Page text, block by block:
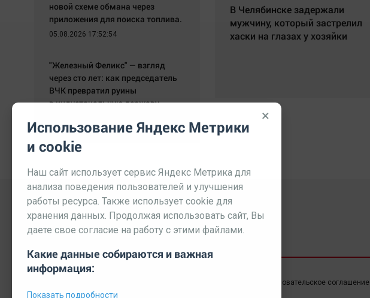
В Челябинске задержали
мужчину, который застрелил
хаски на глазах у хозяйки
новой схеме обмана через
приложения для поиска топлива.
05.08.2026 17:52:54
"Железный Феликс" — взгляд
через сто лет: как председатель
ВЧК превратил руины
в индустриальную державу
Пользовательское соглашение
×
Использование Яндекс Метрики
и cookie
Наш сайт использует сервис Яндекс Метрика для
анализа поведения пользователей и улучшения
работы ресурса. Также использует cookie для
хранения данных. Продолжая использовать сайт, Вы
даете свое согласие на работу с этими файлами.
Какие данные собираются и важная
информация:
Показать подробности